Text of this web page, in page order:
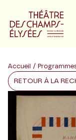
Du
Accueil /
RETOUR À LA